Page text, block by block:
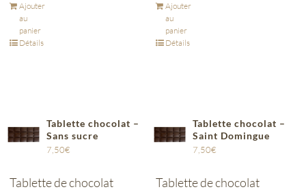
Ajouter
au
panier
Détails
Ajouter
au
panier
Détails
Tablette chocolat –
Sans sucre
7,50€
Tablette de chocolat
Tablette chocolat –
Saint Domingue
7,50€
Tablette de chocolat